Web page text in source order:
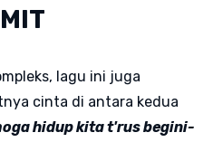
lagu ini juga
cinta di antara kedua
hidup kita t'rus begini-